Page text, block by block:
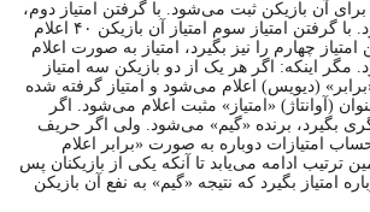
اول را بگیرد امتیاز ۱۵ برای آن بازیکن ثبت می‌شود. با گرفتن امتیاز دوم،
امتیاز ۳۰ اعلام می‌شود. با گرفتن امتیاز سوم امتیاز آن بازیکن ۴۰ اعلام
چهارم را نیز بگیرد، امتیاز به صورت اعلام
اینکه: اگر هر یک از دو بازیکن سه امتیاز
(دیویس) اعلام می‌شود و امتیاز گرفته شده
(آوانتاژ) «امتیاز» مثبت اعلام می‌شود. اگر
بگیرد، برنده «گیم» می‌شود. ولی اگر حریف
حساب امتیازات دوباره به صورت «برابر اعلام
ترتیب ادامه می‌یابد تا آنکه یکی از بازیکنان پس
امتیاز بگیرد که نتیجه «گیم» به نفع آن بازیکن